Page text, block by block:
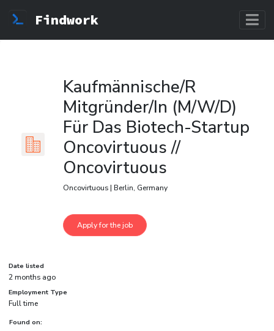
Findwork
Kaufmännische/R
Mitgründer/In (M/W/D)
Für Das Biotech-Startup
Oncovirtuous //
Oncovirtuous
Oncovirtuous | Berlin, Germany
Date listed
2 months ago
Employment Type
Full time
Found on: